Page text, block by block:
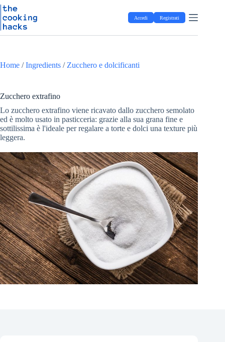
S
t
c
t
n
u
t
o
Salta
al
contenuto
Accedi Registrati
Home /Ingredients / Zucchero e dolcificanti
Zucchero extrafino
Lo zucchero extrafino viene ricavato dallo zucchero semolato
ed è molto usato in pasticceria: grazie alla sua grana fine e
sottilissima è l'ideale per regalare a torte e dolci una texture più
leggera.